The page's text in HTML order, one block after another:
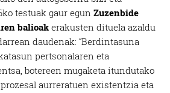
testuak gaur egunZuzenbide
balioak erakusten dituela azaldu
daudenak: “Berdintasuna
pertsonalaren eta
botereen mugaketa itundutako
aurreratuen existentzia eta